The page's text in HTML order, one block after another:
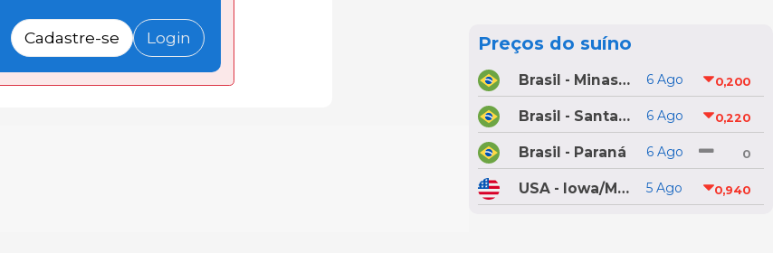
Cadastre-se Login Preços do suíno
Brasil - Minas Gerais 6 Ago 0,200
Brasil - Santa Catarina 6 Ago 0,220
Brasil - Paraná 6 Ago 0
USA - Iowa/Minnesota 5 Ago 0,940